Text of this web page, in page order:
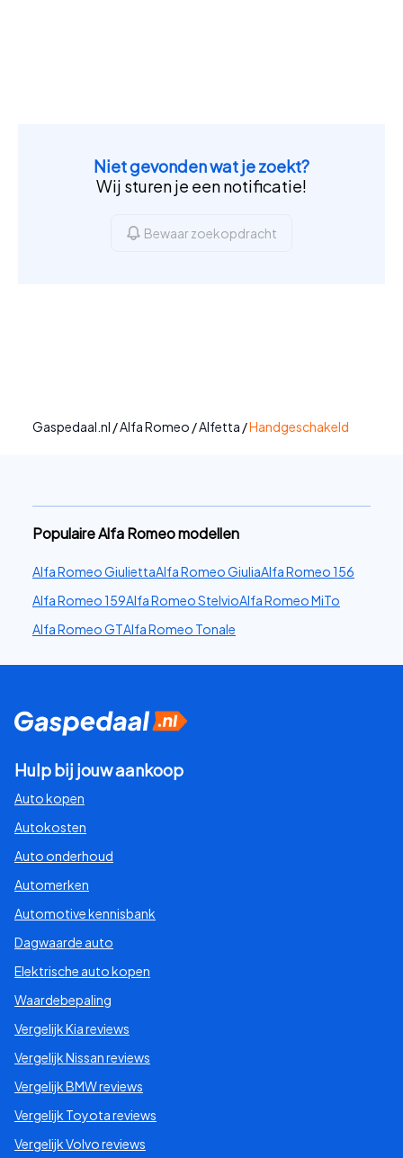
Niet gevonden wat je zoekt?
Wij sturen je een notificatie!
Bewaar zoekopdracht
Gaspedaal.nl /Alfa Romeo /Alfetta /Handgeschakeld
Populaire Alfa Romeo modellen
Alfa Romeo GiuliettaAlfa Romeo GiuliaAlfa Romeo 156
Alfa Romeo 159Alfa Romeo StelvioAlfa Romeo MiTo
Alfa Romeo GTAlfa Romeo Tonale
Hulp bij jouw aankoop
Auto kopen
Autokosten
Auto onderhoud
Automerken
Automotive kennisbank
Dagwaarde auto
Elektrische auto kopen
Waardebepaling
Vergelijk Kia reviews
Vergelijk Nissan reviews
Vergelijk BMW reviews
Vergelijk Toyota reviews
Vergelijk Volvo reviews